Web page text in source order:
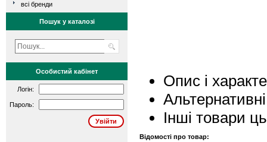
всі бренди
Пошук у каталозі
Особистий кабінет
Логін:
Пароль:
Опис і
Інші товари
Відомості про товар: